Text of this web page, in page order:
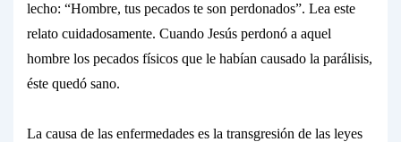
lecho: “Hombre, tus pecados te son perdonados”. Lea este
relato cuidadosamente. Cuando Jesús perdonó a aquel
hombre los pecados físicos que le habían causado la parálisis,
éste quedó sano.
La causa de las enfermedades es la transgresión de las leyes